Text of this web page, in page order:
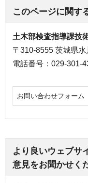
このページに関す
土木部検査指導課技
〒310-8555 茨城県
電話番号：029-301-
お問い合わせフォーム
より良いウェブサ
意見をお聞かせく